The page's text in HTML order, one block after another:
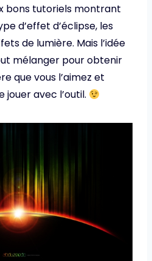
bons tutoriels montrant
d’effet d’éclipse, les
de lumière. Mais l’idée
mélanger pour obtenir
que vous l’aimez et
jouer avec l’outil.